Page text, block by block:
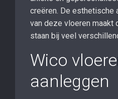
creëren. De esthetische
van deze vloeren maakt
staan bij veel
Wico
aanleggen